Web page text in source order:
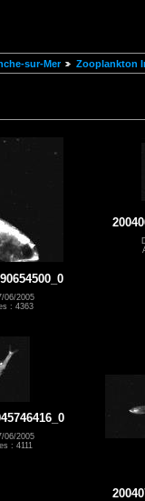
sur-Mer Zooplankton
06/2005
: 4363
06/2005
: 4111